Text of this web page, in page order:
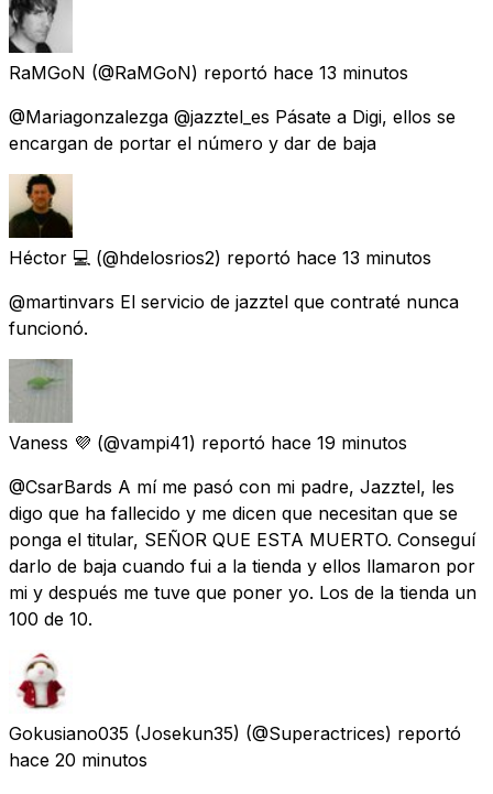
RaMGoN (@RaMGoN) reportó hace 13 minutos
@Mariagonzalezga @jazztel_es Pásate a Digi, ellos se
encargan de portar el número y dar de baja
Héctor 💻 (@hdelosrios2) reportó hace 13 minutos
@martinvars El servicio de jazztel que contraté nunca
funcionó.
Vaness 💜 (@vampi41) reportó hace 19 minutos
@CsarBards A mí me pasó con mi padre, Jazztel, les
digo que ha fallecido y me dicen que necesitan que se
ponga el titular, SEÑOR QUE ESTA MUERTO. Conseguí
darlo de baja cuando fui a la tienda y ellos llamaron por
mi y después me tuve que poner yo. Los de la tienda un
100 de 10.
Gokusiano035 (Josekun35) (@Superactrices) reportó
hace 20 minutos